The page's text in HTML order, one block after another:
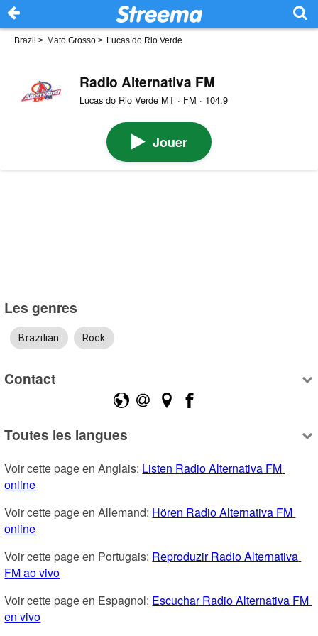
Brazil > Mato Grosso > Lucas do Rio Verde
Radio Alternativa FM
Lucas do Rio Verde MT · FM · 104.9
Jouer
Les genres
Brazilian Rock
Contact
Toutes les langues
Voir cette page en Anglais: Listen Radio Alternativa FM
online
Voir cette page en Allemand: Hören Radio Alternativa FM
online
Voir cette page en Portugais: Reproduzir Radio Alternativa
FM ao vivo
Voir cette page en Espagnol: Escuchar Radio Alternativa FM
en vivo